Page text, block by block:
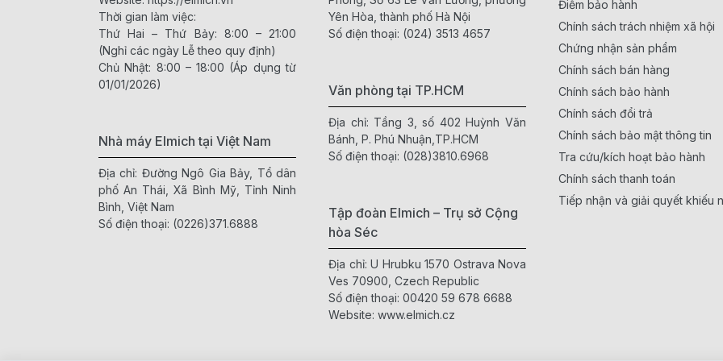
Thời gian làm việc:
Thứ Hai – Thứ Bảy: 8:00 – 21:00
(Nghỉ các ngày Lễ theo quy định)
Chủ Nhật: 8:00 – 18:00 (Áp dụng từ
01/01/2026)
Nhà máy Elmich tại Việt Nam
Địa chỉ: Đường Ngô Gia Bảy, Tổ dân
phố An Thái, Xã Bình Mỹ, Tỉnh Ninh
Bình, Việt Nam
Số điện thoại: (0226)371.6888
Yên Hòa, thành phố Hà Nội
Số điện thoại: (024) 3513 4657
Văn phòng tại TP.HCM
Địa chỉ: Tầng 3, số 402 Huỳnh Văn
Bánh, P. Phú Nhuận,TP.HCM
Số điện thoại: (028)3810.6968
Tập đoàn Elmich – Trụ sở Cộng
hòa Séc
Địa chỉ: U Hrubku 1570 Ostrava Nova
Ves 70900, Czech Republic
Số điện thoại: 00420 59 678 6688
Website: www.elmich.cz
Điểm bảo hành
Chính sách trách nhiệm xã hội
Chứng nhận sản phẩm
Chính sách bán hàng
Chính sách bảo hành
Chính sách đổi trả
Chính sách bảo mật thông tin
Tra cứu/kích hoạt bảo hành
Chính sách thanh toán
Tiếp nhận và giải quyết khiếu